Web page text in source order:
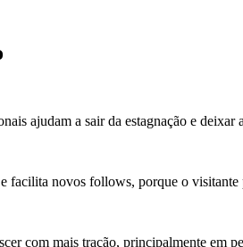
ajudam a sair da estagnação e deixar
facilita novos follows, porque o
com mais tração, principalmente em